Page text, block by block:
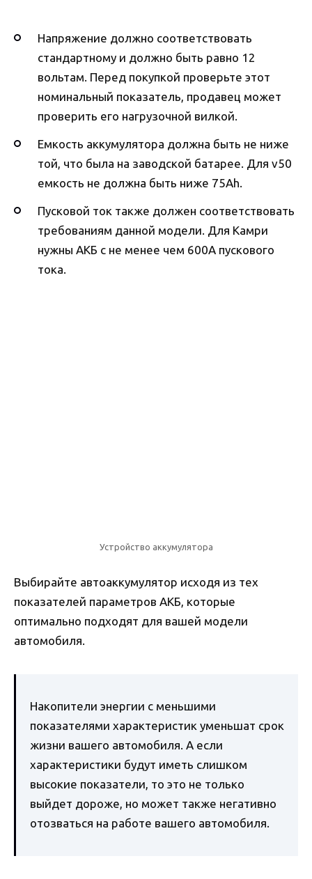
Напряжение должно соответствовать
стандартному и должно быть равно 12
вольтам. Перед покупкой проверьте этот
номинальный показатель, продавец может
проверить его нагрузочной вилкой.
Емкость аккумулятора должна быть не ниже
той, что была на заводской батарее. Для v50
емкость не должна быть ниже 75Ah.
Пусковой ток также должен соответствовать
требованиям данной модели. Для Камри
нужны АКБ с не менее чем 600А пускового
тока.
Устройство аккумулятора
Выбирайте автоаккумулятор исходя из тех
показателей параметров АКБ, которые
оптимально подходят для вашей модели
автомобиля.
Накопители энергии с меньшими
показателями характеристик уменьшат срок
жизни вашего автомобиля. А если
характеристики будут иметь слишком
высокие показатели, то это не только
выйдет дороже, но может также негативно
отозваться на работе вашего автомобиля.